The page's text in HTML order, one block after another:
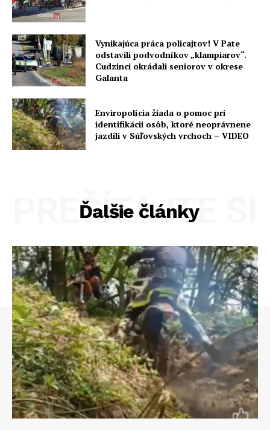
Vynikajúca práca policajtov! V Pate
odstavili podvodníkov „klampiarov“.
Cudzinci okrádali seniorov v okrese
Galanta
Enviropolícia žiada o pomoc pri
identifikácii osôb, ktoré neoprávnene
jazdili v Súľovských vrchoch – VIDEO
Ďalšie články
PREČÍTAJTE SI